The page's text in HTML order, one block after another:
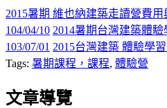
2015暑期 維也納建築走讀營費
104/04/10 2014暑期台灣建築體
103/07/01 2015台灣建築 體驗學
Tags: 暑期課程，課程, 體驗營
文章導覽